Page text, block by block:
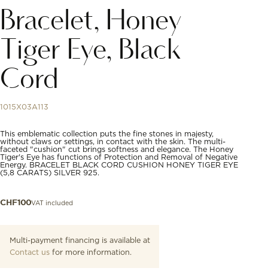
Bracelet, Honey
Tiger Eye, Black
Cord
1015X03A113
This emblematic collection puts the fine stones in majesty,
without claws or settings, in contact with the skin. The multi-
faceted "cushion" cut brings softness and elegance. The Honey
Tiger's Eye has functions of Protection and Removal of Negative
Energy. BRACELET BLACK CORD CUSHION HONEY TIGER EYE
(5,8 CARATS) SILVER 925.
CHF100VAT included
Multi-payment financing is available at
Contact usfor more information.